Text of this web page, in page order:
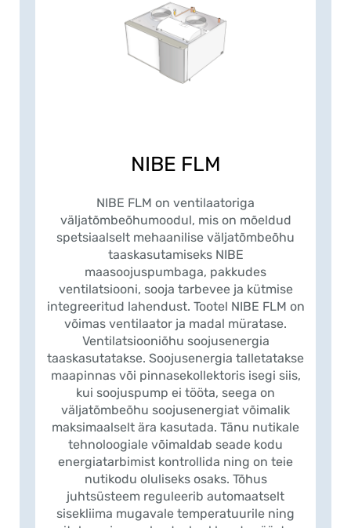
NIBE FLM
NIBE FLM on ventilaatoriga
väljatõmbeõhumoodul, mis on mõeldud
spetsiaalselt mehaanilise väljatõmbeõhu
taaskasutamiseks NIBE
maasoojuspumbaga, pakkudes
ventilatsiooni, sooja tarbevee ja kütmise
integreeritud lahendust. Tootel NIBE FLM on
võimas ventilaator ja madal müratase.
Ventilatsiooniõhu soojusenergia
taaskasutatakse. Soojusenergia talletatakse
maapinnas või pinnasekollektoris isegi siis,
kui soojuspump ei tööta, seega on
väljatõmbeõhu soojusenergiat võimalik
maksimaalselt ära kasutada. Tänu nutikale
tehnoloogiale võimaldab seade kodu
energiatarbimist kontrollida ning on teie
nutikodu oluliseks osaks. Tõhus
juhtsüsteem reguleerib automaatselt
sisekliima mugavale temperatuurile ning